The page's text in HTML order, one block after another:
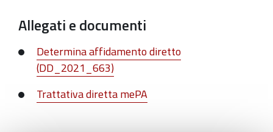
Allegati e documenti
Determina affidamento diretto
(DD_2021_663)
Trattativa diretta mePA